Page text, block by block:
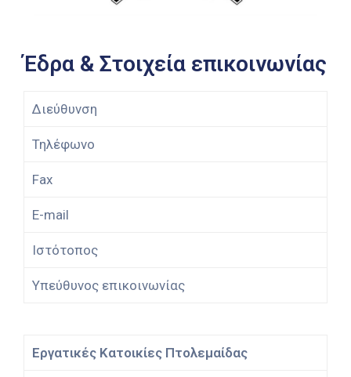
Έδρα & Στοιχεία επικοινωνίας
Διεύθυνση
Τηλέφωνο
Fax
E-mail
Ιστότοπος
Υπεύθυνος επικοινωνίας
Εργατικές Κατοικίες Πτολεμαίδας